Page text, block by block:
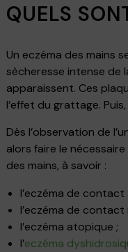
QUELS
Un eczéma des mains
sècheresse intense de
apparaissent. Ces
l’effet du grattage.
Dès l’observation de
alors faire le
des mains, à savoir :
l’eczéma de contact
l’eczéma de
l’eczéma atopique ;
l’eczéma